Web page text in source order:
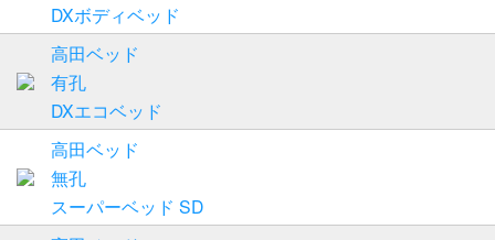
DXボディベッド
高田ベッド
有孔
DXエコベッド
高田ベッド
無孔
スーパーベッド SD